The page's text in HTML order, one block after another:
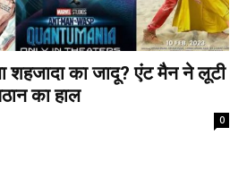
शहजादा का जादू? एंट मैन ने लूटी
का हाल
0